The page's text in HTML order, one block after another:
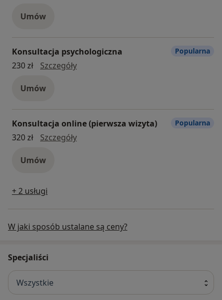
Umów
Konsultacja psychologiczna
230 zł
SzczegółyKonsultacja psychologiczna
Umów
Popularna
Konsultacja online (pierwsza wizyta)
320 zł
SzczegółyKonsultacja online (pierwsza wizyta)
Umów
Popularna
+ 2 usługi
W jaki sposób ustalane są ceny?
Specjaliści
Wszystkie